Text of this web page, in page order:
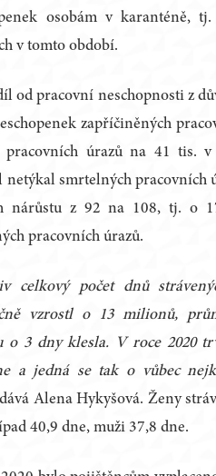
osobám v karanténě,
v tomto období.
od pracovní neschopnosti z
zapříčiněných
pracovních úrazů na 41 tis.
netýkal smrtelných pracovních
nárůstu z 92 na 108, tj. o
pracovních úrazů.
celkový počet dnů
vzrostl o 13 milionů,
o 3 dny klesla. V roce 2020
a jedná se tak o vůbec
Alena Hykyšová. Ženy
40,9 dne, muži 37,8 dne.